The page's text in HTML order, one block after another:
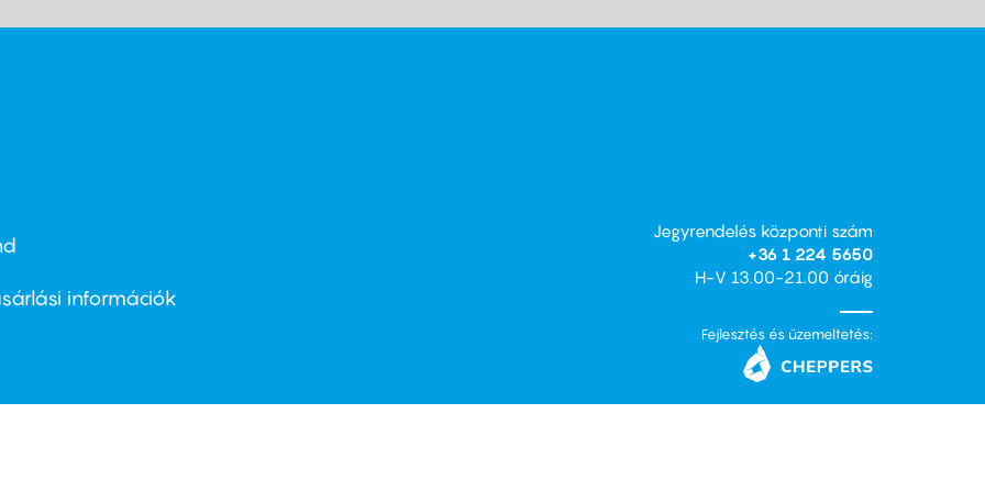
információk
Jegyrendelés központi szám
+36 1 224 5650
H-V 13.00-21.00 óráig
Fejlesztés és üzemeltetés: